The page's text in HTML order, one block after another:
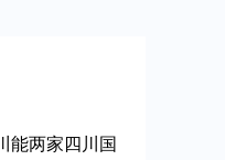
能两家四川国